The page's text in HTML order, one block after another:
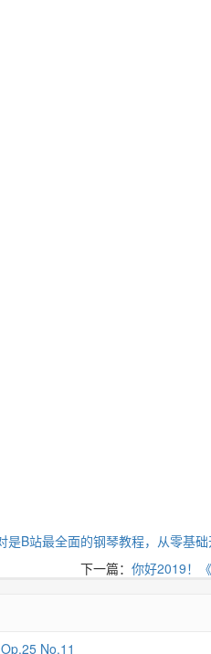
是B站最全面的钢琴教程，从零基
下一篇： 你好2019！
No.11